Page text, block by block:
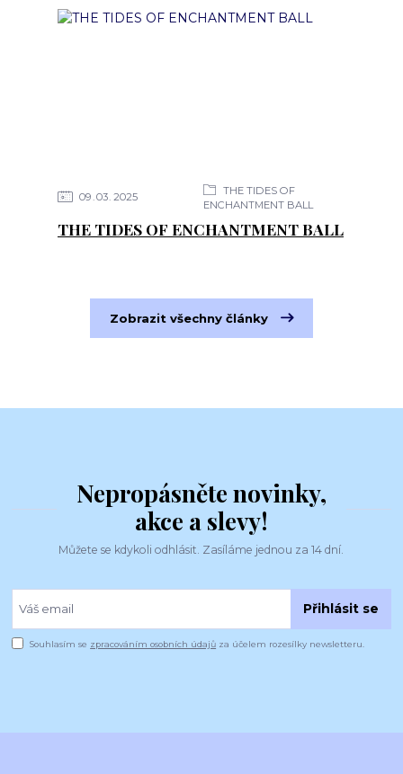
09 03 2025
THE TIDES OF
ENCHANTMENT BALL
THE TIDES OF ENCHANTMENT BALL
Zobrazit všechny články
Nepropásněte novinky,
akce a slevy!
Můžete se kdykoli odhlásit. Zasíláme jednou za 14 dní.
Přihlásit se
Souhlasím se zpracováním osobních údajů za účelem rozesílky newsletteru.